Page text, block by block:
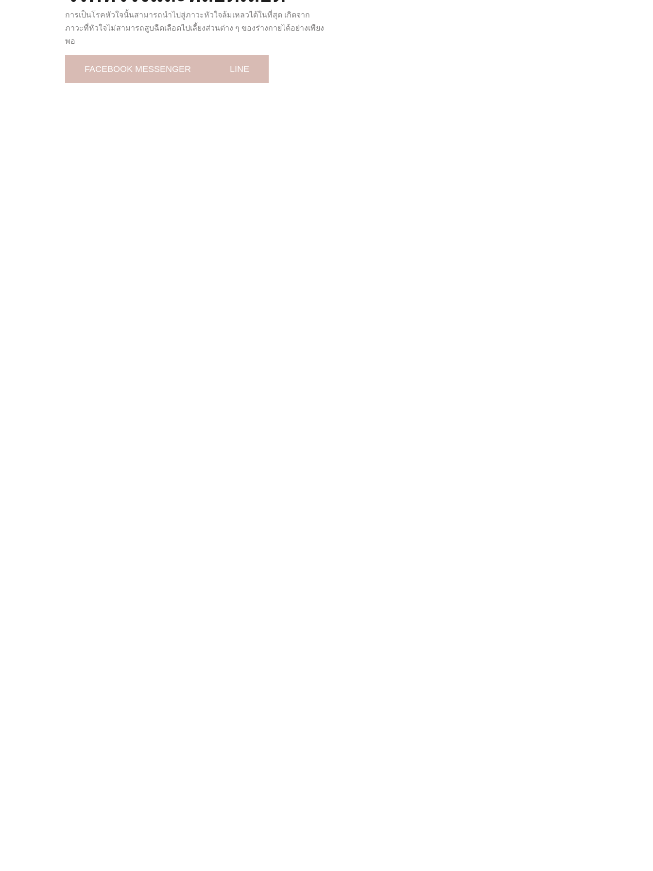
การเป็นโรคหัวใจนั้นสามารถนำไปสู่ภาวะหัวใจล้มเหลวได้ในที่สุด เกิดจาก
ภาวะที่หัวใจไม่สามารถสูบฉีดเลือดไปเลี้ยงส่วนต่าง ๆ ของร่างกายได้อย่างเพียง
พอ
FACEBOOK MESSENGER LINE